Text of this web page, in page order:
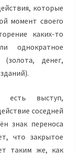
которые
момент своего
каких-то
однократное
(золота, денег,
выступ,
соседней
знак переноса
что закрытое
таким же, как